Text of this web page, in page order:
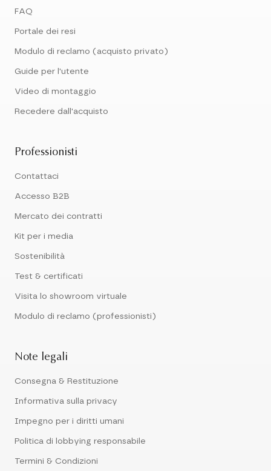
FAQ
Portale dei resi
Modulo di reclamo (acquisto privato)
Guide per l'utente
Video di montaggio
Recedere dall'acquisto
Professionisti
Contattaci
Accesso B2B
Mercato dei contratti
Kit per i media
Sostenibilità
Test & certificati
Visita lo showroom virtuale
Modulo di reclamo (professionisti)
Note legali
Consegna & Restituzione
Informativa sulla privacy
Impegno per i diritti umani
Politica di lobbying responsabile
Termini & Condizioni